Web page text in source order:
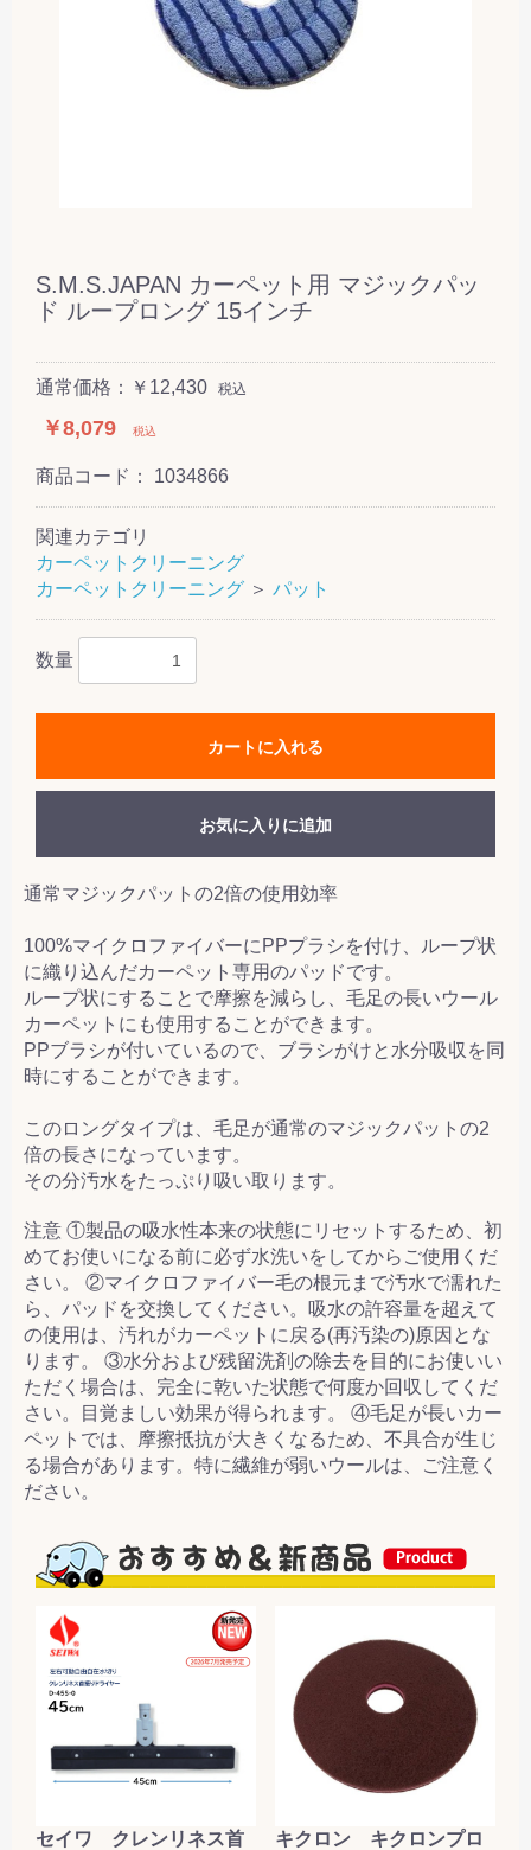
S.M.S.JAPAN カーペット用 マジックパッ
ド ループロング 15インチ
通常価格：￥12,430 税込
￥8,079 税込
商品コード： 1034866
関連カテゴリ
カーペットクリーニング
カーペットクリーニング ＞ パット
数量
カートに入れる
お気に入りに追加
通常マジックパットの2倍の使用効率
100%マイクロファイバーにPPプラシを付け、ループ状
に織り込んだカーペット専用のパッドです。
ループ状にすることで摩擦を減らし、毛足の長いウール
カーペットにも使用することができます。
PPブラシが付いているので、ブラシがけと水分吸収を同
時にすることができます。
このロングタイプは、毛足が通常のマジックパットの2
倍の長さになっています。
その分汚水をたっぷり吸い取ります。
注意 ①製品の吸水性本来の状態にリセットするため、初
めてお使いになる前に必ず水洗いをしてからご使用くだ
さい。 ②マイクロファイバー毛の根元まで汚水で濡れた
ら、パッドを交換してください。吸水の許容量を超えて
の使用は、汚れがカーペットに戻る(再汚染の)原因とな
ります。 ③水分および残留洗剤の除去を目的にお使いい
ただく場合は、完全に乾いた状態で何度か回収してくだ
さい。目覚ましい効果が得られます。 ④毛足が長いカー
ペットでは、摩擦抵抗が大きくなるため、不具合が生じ
る場合があります。特に繊維が弱いウールは、ご注意く
ださい。
セイワ クレンリネス首
キクロン キクロンプロ